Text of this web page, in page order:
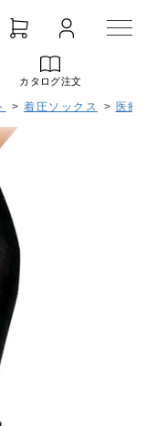
カタログ注文
> 着圧ソックス > 医療